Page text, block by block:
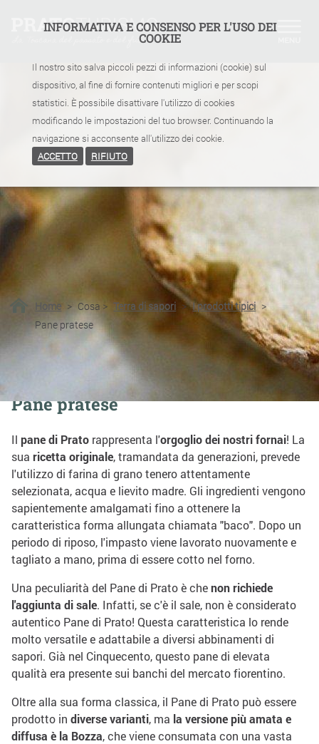
INFORMATIVA E CONSENSO PER L'USO DEI
COOKIE
Il nostro sito salva piccoli pezzi di informazioni (cookie) sul
dispositivo, al fine di fornire contenuti migliori e per scopi
statistici. È possibile disattivare l'utilizzo di cookies
modificando le impostazioni del tuo browser. Continuando la
navigazione si acconsente all'utilizzo dei cookie.
ACCETTO
RIFIUTO
Home > Cosa > Terra di sapori > I prodotti tipici >
Pane pratese
Pane pratese
Il pane di Prato rappresenta l'orgoglio dei nostri fornai! La
sua ricetta originale, tramandata da generazioni, prevede
l'utilizzo di farina di grano tenero attentamente
selezionata, acqua e lievito madre. Gli ingredienti vengono
sapientemente amalgamati fino a ottenere la
caratteristica forma allungata chiamata "baco". Dopo un
periodo di riposo, l'impasto viene lavorato nuovamente e
tagliato a mano, prima di essere cotto nel forno.
Una peculiarità del Pane di Prato è chenon richiede
l'aggiunta di sale. Infatti, se c'è il sale, non è considerato
autentico Pane di Prato! Questa caratteristica lo rende
molto versatile e adattabile a diversi abbinamenti di
sapori. Già nel Cinquecento, questo pane di elevata
qualità era presente sui banchi del mercato fiorentino.
Oltre alla sua forma classica, il Pane di Prato può essere
prodotto in diverse varianti, ma la versione più amata e
diffusa è la Bozza, che viene consumata con una vasta